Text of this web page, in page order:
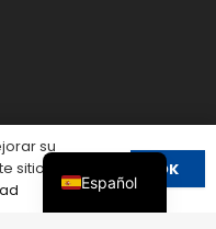
su
sitio, está de
OK
Español